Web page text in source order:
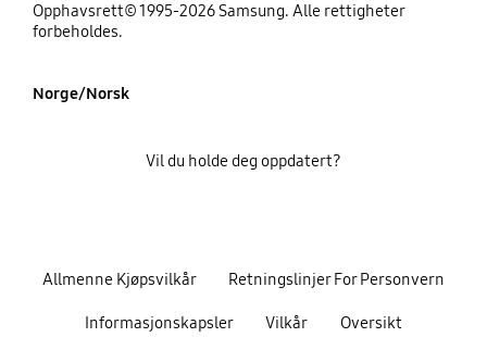
Opphavsrett© 1995-2026 Samsung. Alle rettigheter
forbeholdes.
Norge/Norsk
Allmenne Kjøpsvilkår Retningslinjer For Personvern
Informasjonskapsler Vilkår Oversikt
Vil du holde deg oppdatert?